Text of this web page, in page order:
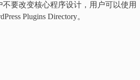
要改变核心程序设计，用户可以使用
Plugins Directory。